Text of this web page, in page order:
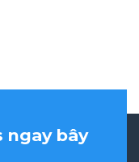
ngay bây